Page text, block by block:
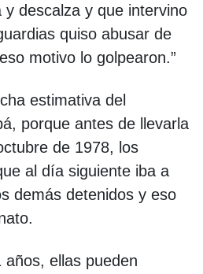
descalza y que intervino
quiso abusar de
motivo lo golpearon.”
estimativa del
porque antes de llevarla
de 1978, los
al día siguiente iba a
demás detenidos y eso
años, ellas pueden